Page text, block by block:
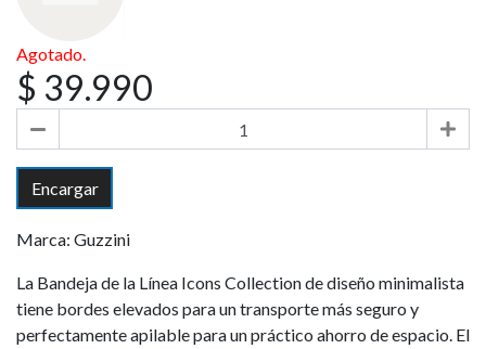
Agotado.
$ 39.990
Encargar
Marca: Guzzini
La Bandeja de la Línea Icons Collection de diseño minimalista
tiene bordes elevados para un transporte más seguro y
perfectamente apilable para un práctico ahorro de espacio. El